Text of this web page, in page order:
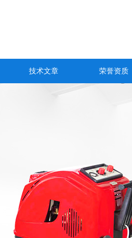
技术文章 荣誉资质